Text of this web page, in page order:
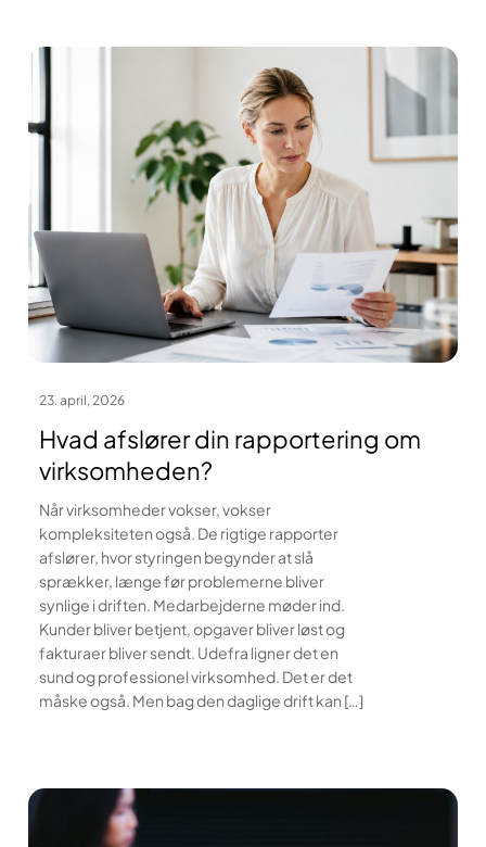
23. april, 2026
Hvad afslører din rapportering om
virksomheden?
Når virksomheder vokser, vokser
kompleksiteten også. De rigtige rapporter
afslører, hvor styringen begynder at slå
sprækker, længe før problemerne bliver
synlige i driften. Medarbejderne møder ind.
Kunder bliver betjent, opgaver bliver løst og
fakturaer bliver sendt. Udefra ligner det en
sund og professionel virksomhed. Det er det
måske også. Men bag den daglige drift kan […]